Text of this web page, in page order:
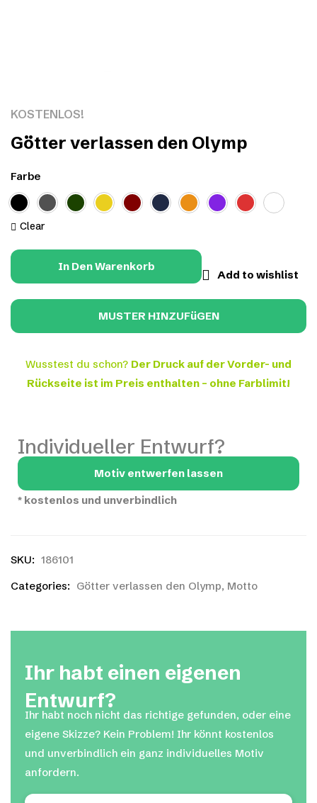
KOSTENLOS!
Götter verlassen den Olymp
Farbe
Clear
In Den Warenkorb
Add to wishlist
Wusstest du schon? Der Druck auf der Vorder- und
Rückseite ist im Preis enthalten – ohne Farblimit!
Individueller Entwurf?
Motiv entwerfen lassen
* kostenlos und unverbindlich
SKU: 186101
Categories: Götter verlassen den Olymp, Motto
Ihr habt einen eigenen
Entwurf?
Ihr habt noch nicht das richtige gefunden, oder eine
eigene Skizze? Kein Problem! Ihr könnt kostenlos
und unverbindlich ein ganz individuelles Motiv
anfordern.